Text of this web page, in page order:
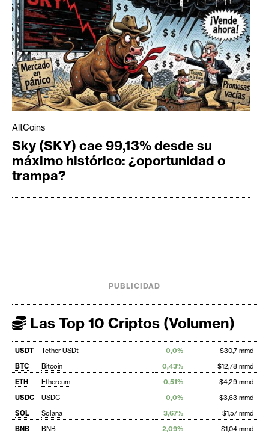
AltCoins
Sky (SKY) cae 99,13% desde su
máximo histórico: ¿oportunidad o
trampa?
PUBLICIDAD
Las Top 10 Criptos (Volumen)
USDT Tether USDt 0,0%
$30,7 mmd
BTC
Bitcoin 0,43%
$12,78 mmd
ETH
Ethereum 0,51%
$4,29 mmd
USDC
USDC 0,0%
$3,63 mmd
SOL
Solana 3,67%
$1,57 mmd
BNB
BNB 2,09%
$1,04 mmd